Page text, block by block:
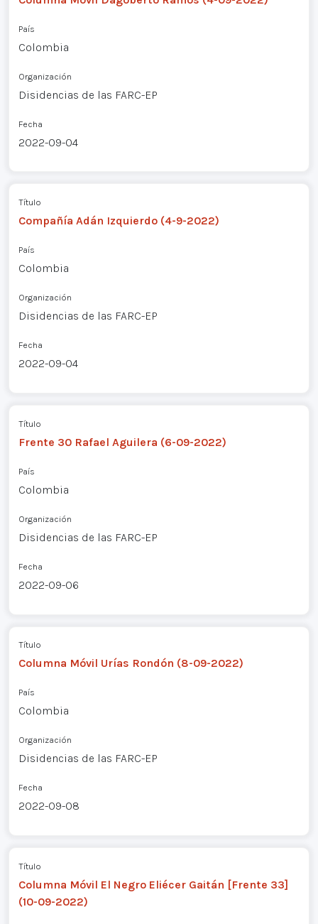
País
Colombia
Organización
Disidencias de las FARC-EP
Fecha
2022-09-04
Título
Compañía Adán Izquierdo (4-9-2022)
País
Colombia
Organización
Disidencias de las FARC-EP
Fecha
2022-09-04
Título
Frente 30 Rafael Aguilera (6-09-2022)
País
Colombia
Organización
Disidencias de las FARC-EP
Fecha
2022-09-06
Título
Columna Móvil Urías Rondón (8-09-2022)
País
Colombia
Organización
Disidencias de las FARC-EP
Fecha
2022-09-08
Título
Columna Móvil El Negro Eliécer Gaitán [Frente 33]
(10-09-2022)